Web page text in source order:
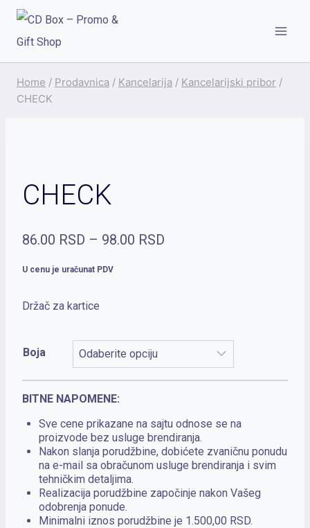
Skip
Home / Prodavnica / Kancelarija / Kancelarijski pribor /
CHECK
CHECK
86.00 RSD – 98.00 RSD
98.00 RSD
U cenu je uračunat PDV
Držač za kartice
Boja
BITNE NAPOMENE:
Sve cene prikazane na sajtu odnose se na
proizvode bez usluge brendiranja.
Nakon slanja porudžbine, dobićete zvaničnu ponudu
na e-mail sa obračunom usluge brendiranja i svim
tehničkim detaljima.
Realizacija porudžbine započinje nakon Vašeg
odobrenja ponude.
Minimalni iznos porudžbine je 1.500,00 RSD.